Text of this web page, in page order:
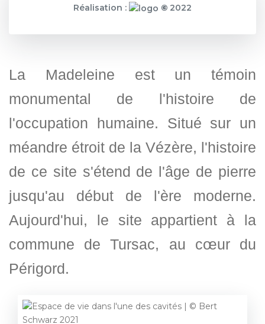
Réalisation : © 2022
La Madeleine est un témoin
monumental de l'histoire de
l'occupation humaine. Situé sur un
méandre étroit de la Vézère, l'histoire
de ce site s'étend de l'âge de pierre
jusqu'au début de l'ère moderne.
Aujourd'hui, le site appartient à la
commune de Tursac, au cœur du
Périgord.